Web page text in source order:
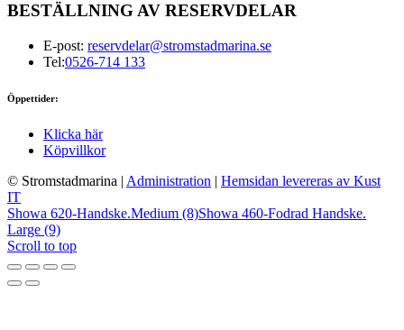
BESTÄLLNING AV RESERVDELAR
E-post: reservdelar@stromstadmarina.se
Tel:0526-714 133
Öppettider:
Klicka här
Köpvillkor
© Stromstadmarina | Administration | Hemsidan levereras av Kust
IT
Showa 620-Handske.Medium (8)Showa 460-Fodrad Handske.
Large (9)
Scroll to top